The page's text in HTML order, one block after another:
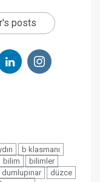
posts
b klasmanı
bilim
bilimler
dumlupınar
düzce